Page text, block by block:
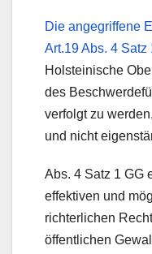
Die angegriffene
Art.19 Abs. 4 Satz
Holsteinische
des
verfolgt zu
und nicht
Abs. 4 Satz 1 GG
effektiven und
richterlichen
öffentlichen